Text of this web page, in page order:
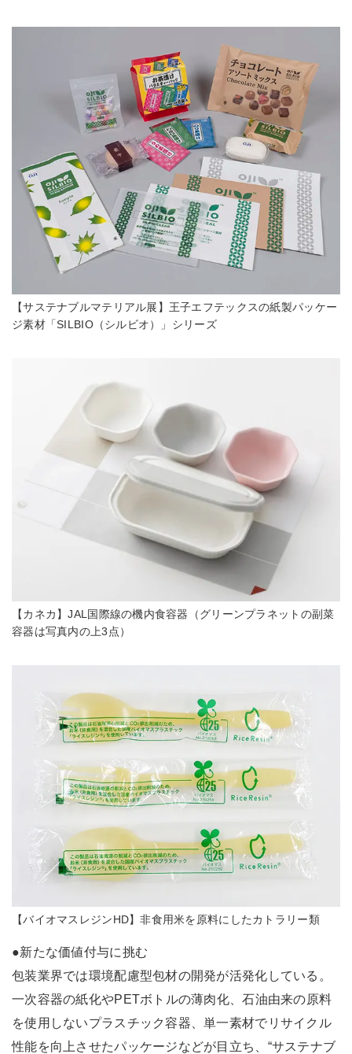
【サステナブルマテリアル展】王子エフテックスの紙製パッケー
ジ素材「SILBIO（シルビオ）」シリーズ
【カネカ】JAL国際線の機内食容器（グリーンプラネットの副菜
容器は写真内の上3点）
【バイオマスレジンHD】非食用米を原料にしたカトラリー類
●新たな価値付与に挑む
包装業界では環境配慮型包材の開発が活発化している。
一次容器の紙化やPETボトルの薄肉化、石油由来の原料
を使用しないプラスチック容器、単一素材でリサイクル
性能を向上させたパッケージなどが目立ち、“サステナブ